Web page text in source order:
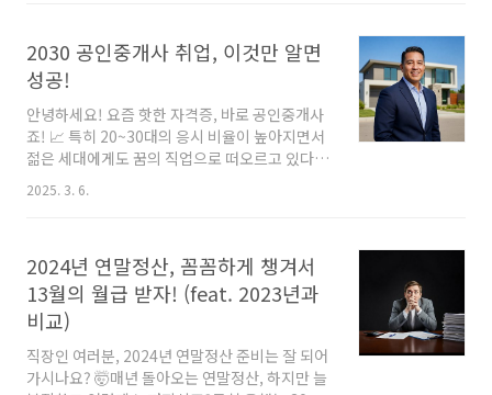
30일 (화)시험일: 2025년 10월 25일 (토)1차, 2
차 시험이 같은 날에 진행됩니다.합격자 발표:
험, 놓치지 말고 미리 준비하세요!공인중개사 시
험은 1년에 단 한 번 시행되므로 미리 준비하는
것이 중요합니다. 특히, 원서 접수 기간을 놓치면
1년을 더 기다려야 하므로 달력에 미리 표시해두
2030 공인중개사 취업, 이것만 알면
성공!
안녕하세요! 요즘 핫한 자격증, 바로 공인중개사
죠! 📈 특히 20~30대의 응시 비율이 높아지면서
젊은 세대에게도 꿈의 직업으로 떠오르고 있다고
하는데요, 높은 수입 💰, 안정적인 직업 🏢, 다양
한 진로 🧭 등 매력적인 요소가 정말 많죠! 하지만
실 거예요. 🤔 그래서 오늘은! 공인중개사 자격증
취득 후 취업에 대한 모든 것을 알려드리려고 합
니다. 😊💖 취업 시장 동향부터 취업 경로, 꿀팁
까지! 모두 준비되어 있으니, 끝까지 읽어보시고
꼭 도움받아 가세요! 😉 1. 핫 🔥 하지만 🥶 차가
운 공인중개사 취업 시장!최근 부동산 시장은 침
2025. 3. 6.
2024년 연말정산, 꼼꼼하게 챙겨서
13월의 월급 받자! (feat. 2023년과
비교)
직장인 여러분, 2024년 연말정산 준비는 잘 되어
가시나요? 🤯매년 돌아오는 연말정산, 하지만 늘